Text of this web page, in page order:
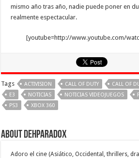
mismo año tras año, nadie puede poner en
realmente espectacular.
[youtube=http://www.youtube.com/
Tags ACTIVISION CALL OF DUTY
CALL OF
E3
NOTICIAS NOTICIAS VIDEOJUEGOS
PS3
XBOX 360
About Dehparadox
Adoro el cine (Asiático, Occidental, thrillers,